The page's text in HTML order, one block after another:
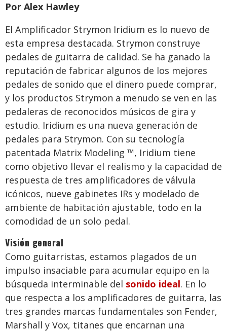
Por Alex Hawley
El Amplificador Strymon Iridium es lo nuevo de
esta empresa destacada. Strymon construye
pedales de guitarra de calidad. Se ha ganado la
reputación de fabricar algunos de los mejores
pedales de sonido que el dinero puede comprar,
y los productos Strymon a menudo se ven en las
pedaleras de reconocidos músicos de gira y
estudio. Iridium es una nueva generación de
pedales para Strymon. Con su tecnología
patentada Matrix Modeling ™, Iridium tiene
como objetivo llevar el realismo y la capacidad de
respuesta de tres amplificadores de válvula
icónicos, nueve gabinetes IRs y modelado de
ambiente de habitación ajustable, todo en la
comodidad de un solo pedal.
Visión general
Como guitarristas, estamos plagados de un
impulso insaciable para acumular equipo en la
búsqueda interminable del sonido ideal. En lo
que respecta a los amplificadores de guitarra, las
tres grandes marcas fundamentales son Fender,
Marshall y Vox, titanes que encarnan una